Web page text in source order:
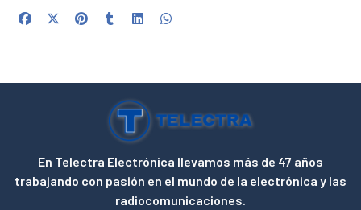
En Telectra Electrónica llevamos más de 47 años
trabajando con pasión en el mundo de la electrónica y las
radiocomunicaciones.